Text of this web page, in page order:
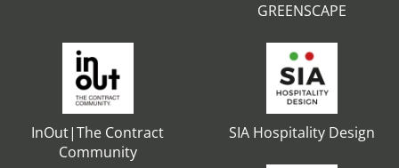
GREENSCAPE
InOut|The Contract
Community
SIA Hospitality Design